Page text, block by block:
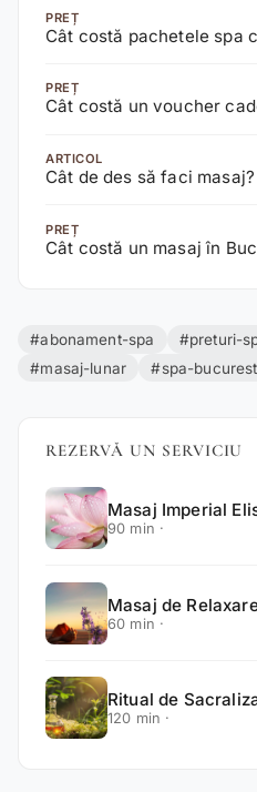
PREȚ
Cât costă pachetele spa
PREȚ
Cât costă un voucher
ARTICOL
Cât de des să faci masaj?
PREȚ
Cât costă un masaj în
#abonament-spa #preturi-
#masaj-lunar
#spa-
REZERVĂ UN SERVICIU
Masaj Imperial
90 min ·
Masaj de
60 min ·
Ritual de
120 min ·